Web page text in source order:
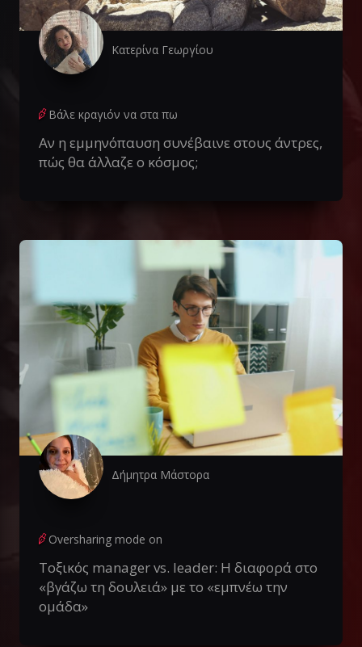
Κατερίνα Γεωργίου
Βάλε κραγιόν να στα πω
Αν η εμμηνόπαυση συνέβαινε στους άντρες,
πώς θα άλλαζε ο κόσμος;
Δήμητρα Μάστορα
Oversharing mode on
Τοξικός manager vs. leader: Η διαφορά στο
«βγάζω τη δουλειά» με το «εμπνέω την
ομάδα»